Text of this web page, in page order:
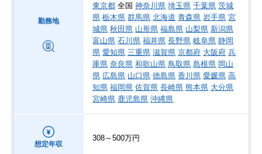
勤務地
東京都 全国神奈川県 埼玉県 千葉県 茨城
県 栃木県 群馬県 北海道 青森県 岩手県 宮
城県 秋田県 山形県 福島県 山梨県 新潟県
富山県 石川県 福井県 長野県 岐阜県 静岡
県 愛知県 三重県 滋賀県 京都府 大阪府 兵
庫県 奈良県 和歌山県 鳥取県 島根県 岡山
県 広島県 山口県 徳島県 香川県 愛媛県 高
知県 福岡県 佐賀県 長崎県 熊本県 大分県
宮崎県 鹿児島県 沖縄県
想定年収
308～500万円